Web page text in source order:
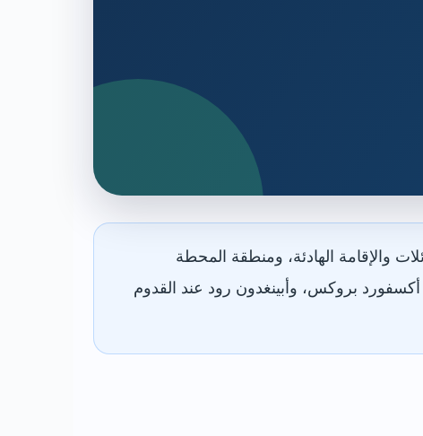
والإقامة الهادئة، ومنطقة المحطة
أكسفورد بروكس، وأبينغدون رود عند القدوم